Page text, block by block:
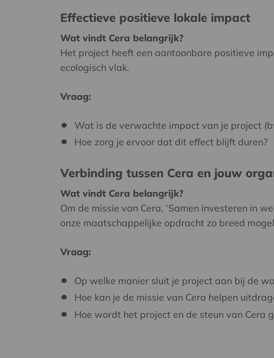
Effectieve positieve lokale impact
Wat vindt Cera belangrijk?
Het project heeft een aantoonbare positieve
ecologisch vlak.
Vraag:
Wat is de verwachte impact van je project
Hoe zorg je ervoor dat dit effect blijft duren?
Verbinding tussen Cera en jouw
Wat vindt Cera belangrijk?
Om de missie van Cera, ‘Samen investeren in
onze maatschappelijke opdracht zo breed
Vraag:
Op welke manier sluit je project aan bij de
Hoe kan je de missie van Cera helpen
Hoe wordt het project en de steun van Cera